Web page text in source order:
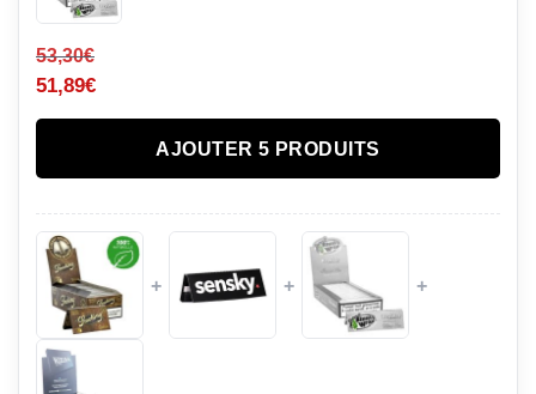
53,30€
51,89€
AJOUTER 5 PRODUITS
+ + +